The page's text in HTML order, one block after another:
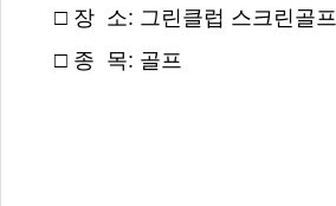
□ 장 소: 그린클럽 스크린골프
□ 종 목: 골프